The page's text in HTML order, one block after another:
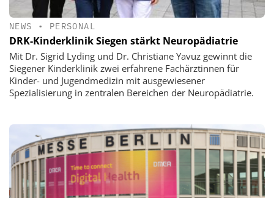
NEWS • PERSONAL
DRK-Kinderklinik Siegen stärkt Neuropädiatrie
Mit Dr. Sigrid Lyding und Dr. Christiane Yavuz gewinnt die
Siegener Kinderklinik zwei erfahrene Fachärztinnen für
Kinder- und Jugendmedizin mit ausgewiesener
Spezialisierung in zentralen Bereichen der Neuropädiatrie.